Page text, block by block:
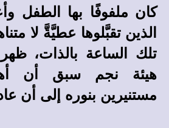
كان ملفوفًا بها الطفل
الذين تقبَّلوها عطيَّةَّ لا
تلك الساعة بالذات،
هيئة نجم سبق أن
مستنيرين بنوره إلى أن